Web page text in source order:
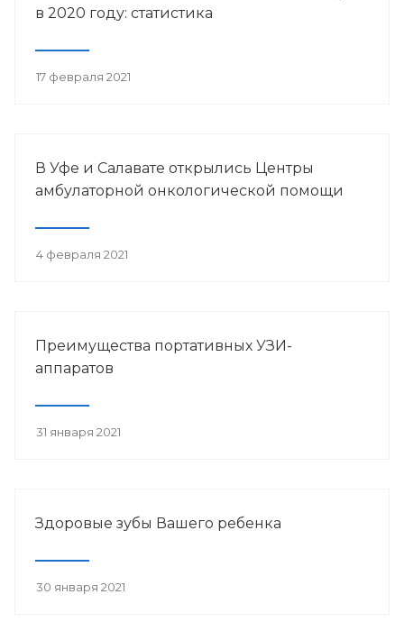
в 2020 году: статистика
17 февраля 2021
В Уфе и Салавате открылись Центры
амбулаторной онкологической помощи
4 февраля 2021
Преимущества портативных УЗИ-
аппаратов
31 января 2021
Здоровые зубы Вашего ребенка
30 января 2021